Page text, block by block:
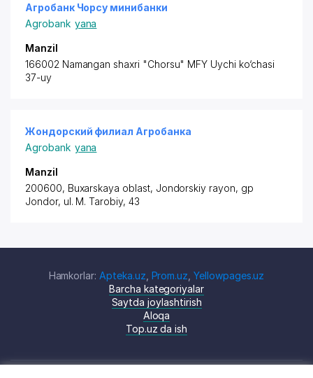
Агробанк Чорсу минибанки
Agrobank yana
Manzil
166002 Namangan shaxri "Chorsu" MFY Uychi ko‘chasi
37-uy
Жондорский филиал Агробанка
Agrobank yana
Manzil
200600, Buxarskaya oblast, Jondorskiy rayon, gp
Jondor, ul. M. Tarobiy, 43
Hamkorlar: Apteka.uz Prom.uz ,Yellowpages.uz
Barcha kategoriyalar
Saytda joylashtirish
Aloqa
Top.uz da ish